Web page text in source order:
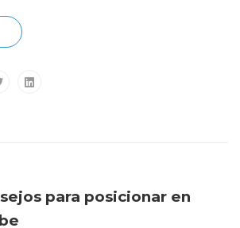
para posicionar en